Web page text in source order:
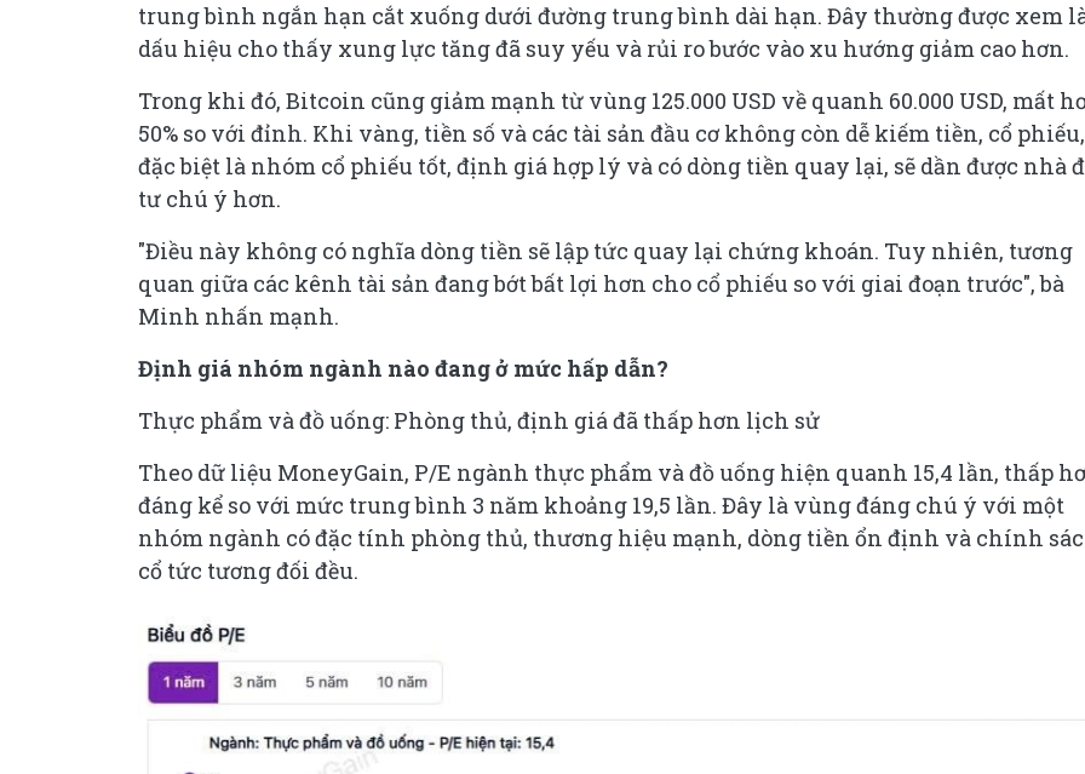
trung bình ngắn hạn cắt xuống dưới đường trung bình dài hạn. Đây thường được xem
dấu hiệu cho thấy xung lực tăng đã suy yếu và rủi ro bước vào xu hướng giảm cao hơn.
Trong khi đó, Bitcoin cũng giảm mạnh từ vùng 125.000 USD về quanh 60.000 USD, mất
50% so với đỉnh. Khi vàng, tiền số và các tài sản đầu cơ không còn dễ kiếm tiền, cổ phiếu,
đặc biệt là nhóm cổ phiếu tốt, định giá hợp lý và có dòng tiền quay lại, sẽ dần được nhà
tư chú ý hơn.
"Điều này không có nghĩa dòng tiền sẽ lập tức quay lại chứng khoán. Tuy nhiên, tương
quan giữa các kênh tài sản đang bớt bất lợi hơn cho cổ phiếu so với giai đoạn trước", bà
Minh nhấn mạnh.
Định giá nhóm ngành nào đang ở mức hấp dẫn?
Thực phẩm và đồ uống: Phòng thủ, định giá đã thấp hơn lịch sử
Theo dữ liệu MoneyGain, P/E ngành thực phẩm và đồ uống hiện quanh 15,4 lần, thấp
đáng kể so với mức trung bình 3 năm khoảng 19,5 lần. Đây là vùng đáng chú ý với một
nhóm ngành có đặc tính phòng thủ, thương hiệu mạnh, dòng tiền ổn định và chính
cổ tức tương đối đều.